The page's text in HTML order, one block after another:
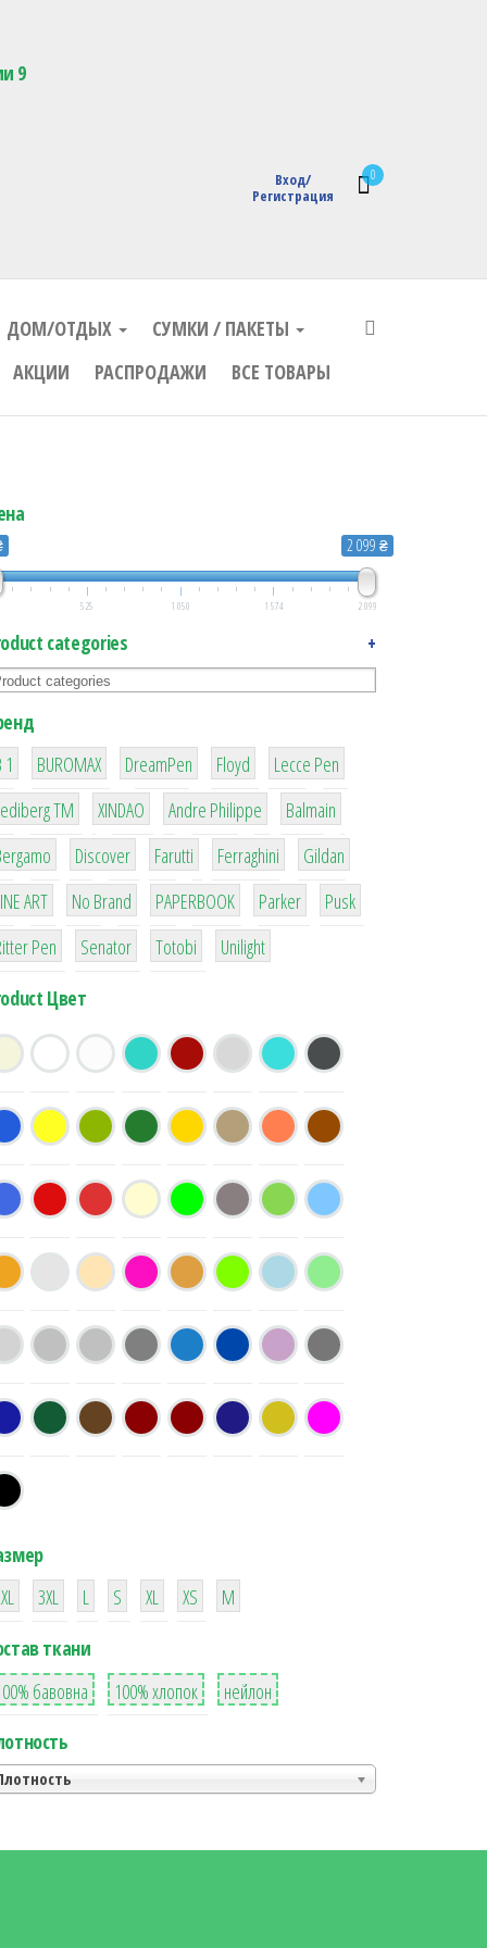
с логотипом
0
Вход/
Регистрация
9
ДОМ/ОТДЫХ
СУМКИ / ПАКЕТЫ
АКЦИИ РАСПРОДАЖИ ВСЕ ТОВАРЫ
2 099 ₴
525 1 050 1 574 2 099
categories +
1
1
BUROMAX
1
DreamPen
2
Floyd
2
Lecce Pen
3
ТМ
3
XINDAO
1
Andre Philippe
4
Balmain
26 64
Discover
299
Farutti
4
Ferraghini
42
Gildan
4
ART
90
No Brand
8
PAPERBOOK
6
Parker
2
Pusk
22
Pen
15
Senator
43
Totobi
1
Unilight
Цвет
38 16
3XL
42
L
42
S
42
XL XS
М
ткани
8
бавовна
36
100% хлопок
2
нейлон